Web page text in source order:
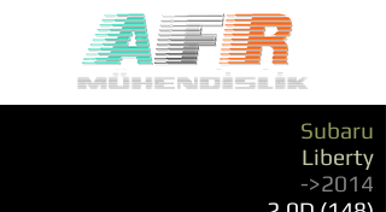
Subaru
Liberty
->2014